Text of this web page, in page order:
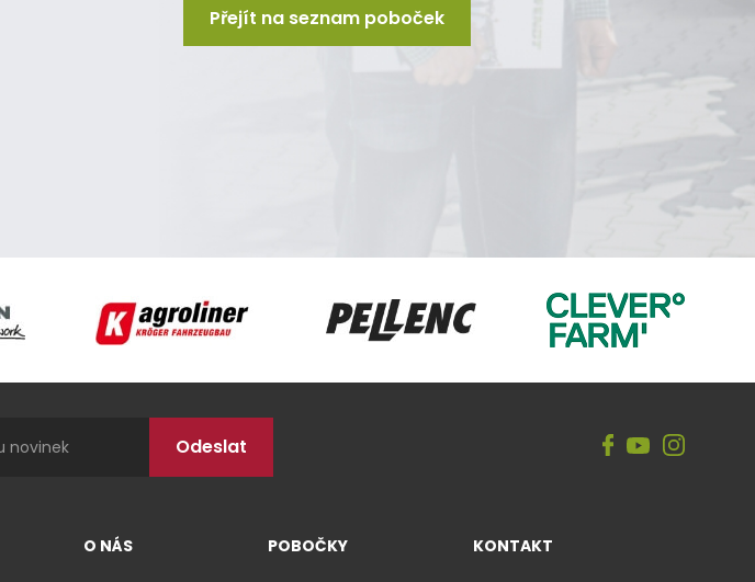
Přejít na seznam poboček
Agroliner Pellenc CleverFarm
O NÁS POBOČKY KONTAKT